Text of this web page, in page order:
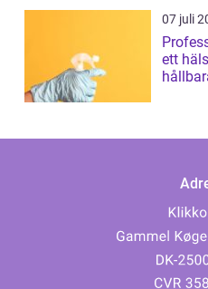
07 juli
ett